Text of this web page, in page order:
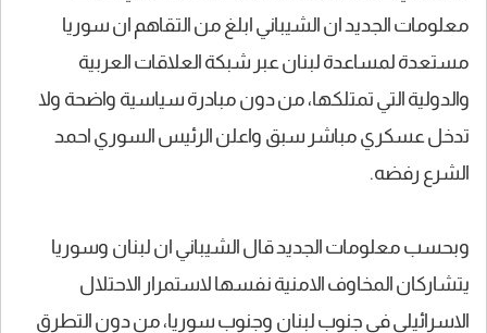
معلومات الجديد ان الشيباني ابلغ من التقاهم ان سوريا
مستعدة لمساعدة لبنان عبر شبكة العلاقات العربية
والدولية التي تمتلكها، من دون مبادرة سياسية واضحة ولا
تدخل عسكري مباشر سبق واعلن الرئيس السوري احمد
الشرع رفضه.
وبحسب معلومات الجديد قال الشيباني ان لبنان وسوريا
يتشاركان المخاوف الامنية نفسها لاستمرار الاحتلال
الاسرائيلي في جنوب لبنان وجنوب سوريا، من دون التطرق